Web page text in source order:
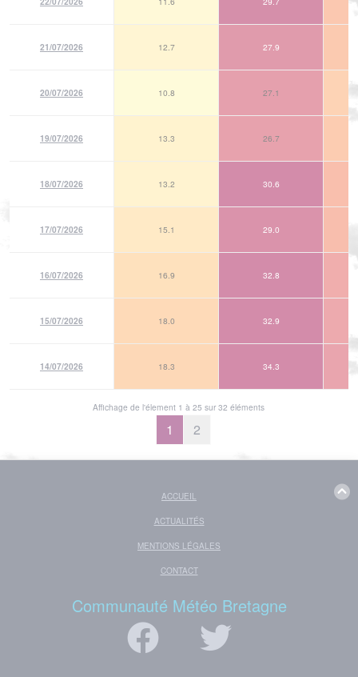
21/07/2026 12.7 27.9
20/07/2026 10.8 27.1
19/07/2026 13.3 26.7
18/07/2026 13.2 30.6
17/07/2026 15.1 29.0
16/07/2026 16.9 32.8
15/07/2026 18.0 32.9
14/07/2026 18.3 34.3
Affichage de l'élement 1 à 25 sur 32 éléments
1 2
ACCUEIL
ACTUALITÉS
MENTIONS LÉGALES
CONTACT
Communauté Météo Bretagne